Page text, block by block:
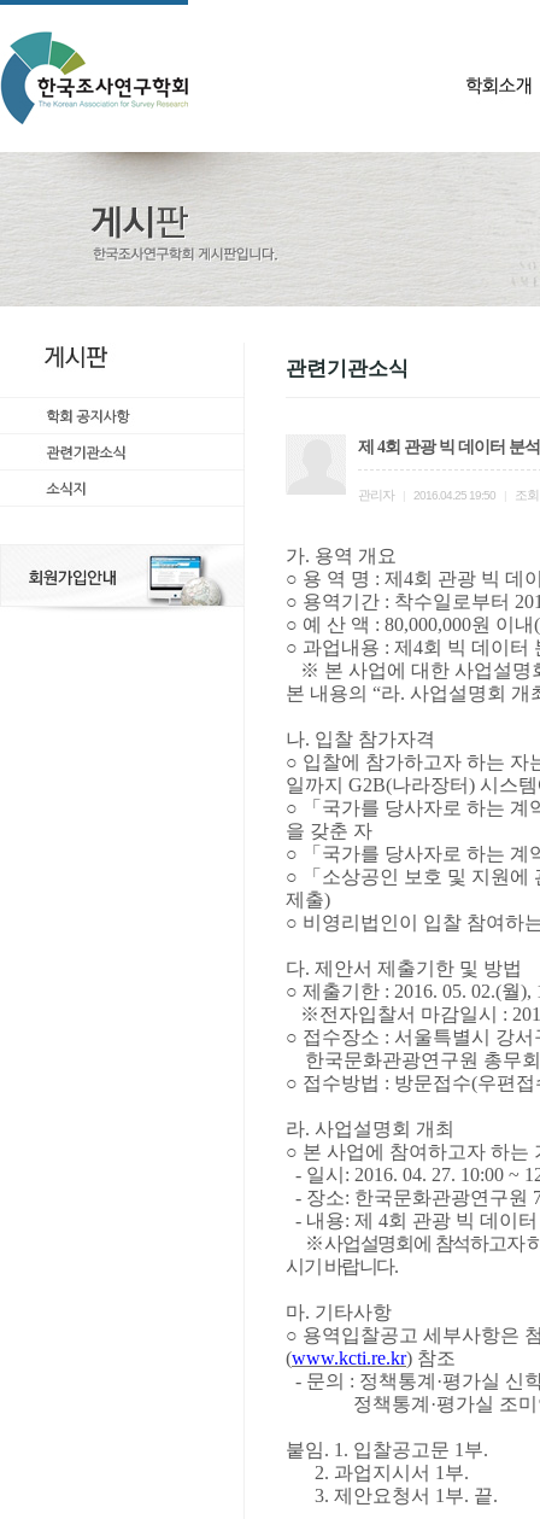
관련기관소식
제 4회 관광 빅 데이터 분
관리자 2016.04.25 19:50 조회
가. 용역 개요
○ 용 역 명 : 제 4회 관광 빅 데
○ 용역기간 : 착수일로부터
○ 예 산 액 : 80,000,000원 이내(
○ 과업내용 : 제 4회 빅 데이터
※ 본 사업에 대한 사업설명
본 내용의 “라. 사업설명회 개
나. 입찰 참가자격
○ 입찰에 참가하고자 하는 자
일까지 G2B(나라장터) 시스
○ 「 국가를 당사자로 하는 계
을 갖춘 자
○ 「 국가를 당사자로 하는 계
○ 「 소상공인 보호 및 지원에
제출)
○ 비영리법인이 입찰 참여하
다. 제안서 제출기한 및 방법
○ 제출기한 : 2016. 05. 02.(월),
※전자입찰서 마감일시 :
○ 접수장소 : 서울특별시 강
한국문화관광연구원 총무
○ 접수방법 : 방문접수(우편접
라. 사업설명회 개최
○ 본 사업에 참여하고자 하는
- 일시 : 2016. 04. 27. 10:00 ~
- 장소: 한국문화관광연구원
- 내용: 제 4회 관광 빅 데이
※사업설명회에 참석하고자
시기 바랍니다.
마. 기타사항
○ 용역입찰공고 세부사항은
(www.kcti.re.kr) 참조
- 문의 : 정책통계 ·평가실 신
정책통계 ·평가실 조
붙임. 1. 입찰공고문 1 부.
2. 과업지시서 1 부.
3. 제안요청서 1 부. 끝.